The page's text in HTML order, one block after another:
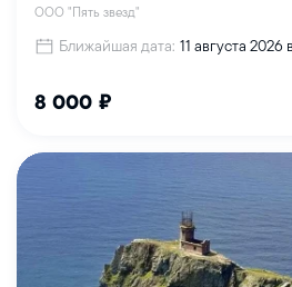
ООО "Пять звезд"
Ближайшая дата: 11 августа 2026
8 000 ₽